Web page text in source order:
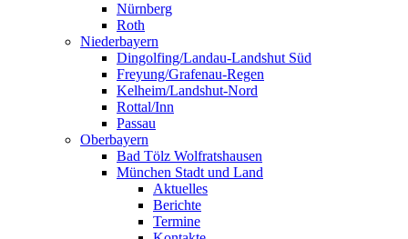
Nürnberg
Roth
Niederbayern
Dingolfing/Landau-Landshut Süd
Freyung/Grafenau-Regen
Kelheim/Landshut-Nord
Rottal/Inn
Passau
Oberbayern
Bad Tölz Wolfratshausen
München Stadt und Land
Aktuelles
Berichte
Termine